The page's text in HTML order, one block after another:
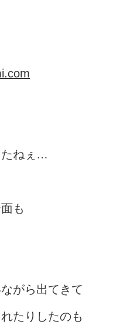
たねぇ…
も
がら出てきて
たりしたのも